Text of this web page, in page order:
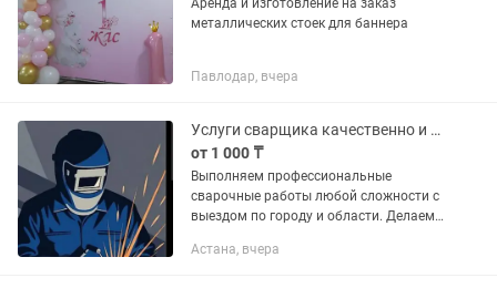
Аренда и изготовление на заказ
металлических стоек для баннера
Павлодар, вчера
Услуги сварщика качественно и быстро
от 1 000 ₸
Выполняем профессиональные
сварочные работы любой сложности с
выездом по городу и области. Делаем
ворот, сварку заборов, сварку навесов,
Астана, вчера